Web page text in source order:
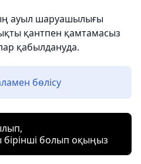
ауыл шаруашылығы
қантпен қамтамасыз
қабылдануда.
бөлісу
болып оқыңыз